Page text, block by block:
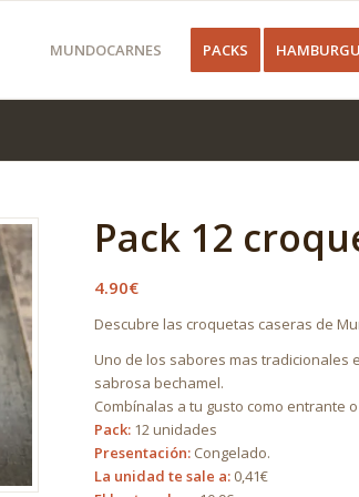
MUNDOCARNES PACKS
Pack 12
4.90€
Descubre las croquetas caseras de
Uno de los sabores mas tradicionales
sabrosa bechamel.
Combínalas a tu gusto como entrante
Pack: 12 unidades
Presentación: Congelado.
La unidad te sale a: 0,41€